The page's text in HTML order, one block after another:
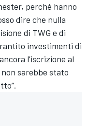
perché hanno
dire che nulla
di TWG e di
investimenti di
l’iscrizione al
sarebbe stato